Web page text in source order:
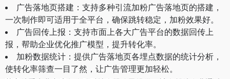
广告落地页搭建：支持多种引流加粉广告落地页的搭建，
一次制作即可适用于全平台，确保跳转稳定，加粉效果好。
广告回传上报：支持市面上各大广告平台的数据回传上
报，帮助企业优化推广模型，提升转化率。
加粉数据统计：提供广告落地页各埋点数据的统计分析，
使转化率筛查一目了然，让广告管理更加轻松。